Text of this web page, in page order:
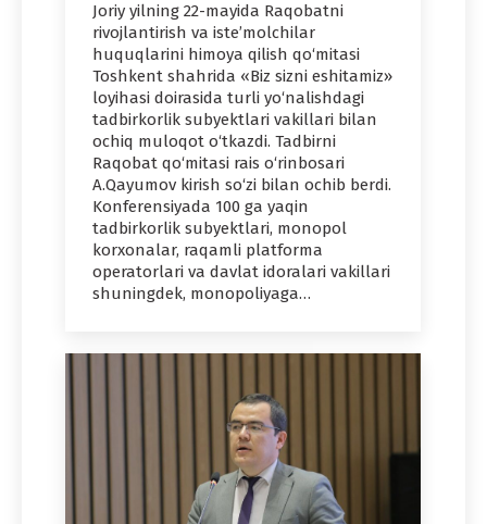
Joriy yilning 22-mayida Raqobatni
rivojlantirish va iste’molchilar
huquqlarini himoya qilish qo‘mitasi
Toshkent shahrida «Biz sizni eshitamiz»
loyihasi doirasida turli yo‘nalishdagi
tadbirkorlik subyektlari vakillari bilan
ochiq muloqot o‘tkazdi. Tadbirni
Raqobat qo‘mitasi rais o‘rinbosari
A.Qayumov kirish so‘zi bilan ochib berdi.
Konferensiyada 100 ga yaqin
tadbirkorlik subyektlari, monopol
korxonalar, raqamli platforma
operatorlari va davlat idoralari vakillari
shuningdek, monopoliyaga…